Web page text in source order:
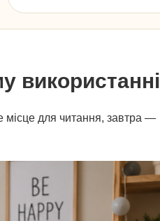
використанні
місце для читання, завтра —